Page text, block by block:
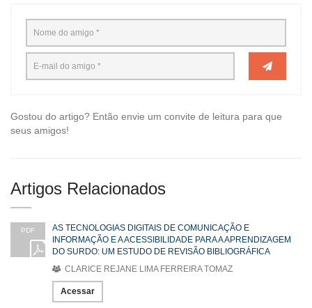
Gostou do artigo? Então envie um convite de leitura para que
seus amigos!
Artigos Relacionados
PDF
AS TECNOLOGIAS DIGITAIS DE COMUNICAÇÃO E
INFORMAÇÃO E A ACESSIBILIDADE PARA A APRENDIZAGEM
DO SURDO: UM ESTUDO DE REVISÃO BIBLIOGRÁFICA
CLARICE REJANE LIMA FERREIRA TOMAZ
Acessar